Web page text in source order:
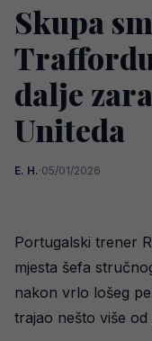
Skupa
dalje
Uniteda
E. H.·05/01/2026
Portugalski trener
mjesta šefa
nakon vrlo lošeg
trajao nešto više od